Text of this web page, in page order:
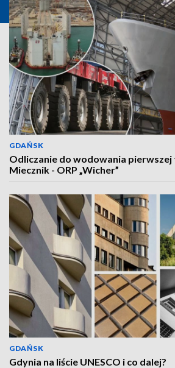
GDAŃSK
Odliczanie do wodowania
Miecznik - ORP „Wicher”
GDAŃSK
Gdynia na liście UNESCO i co dalej?